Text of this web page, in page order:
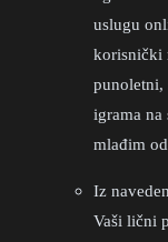
uslugu
korisnički
punoletni,
igrama
mlađim
Iz
Vaši lični